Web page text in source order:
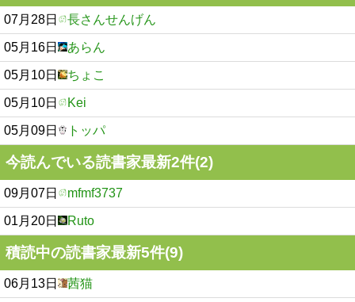
07月28日 長さんせんげん
05月16日 あらん
05月10日 ちょこ
05月10日 Kei
05月09日 トッパ
今読んでいる読書家最新2件(2)
09月07日 mfmf3737
01月20日 Ruto
積読中の読書家最新5件(9)
06月13日 茜猫